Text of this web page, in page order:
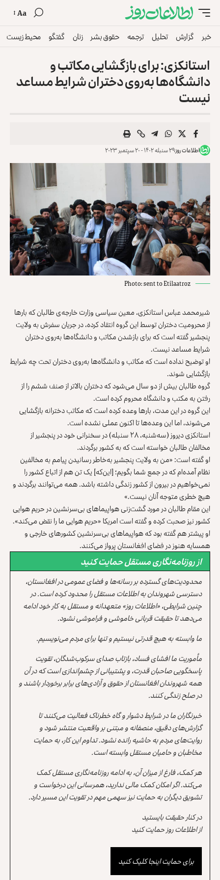
Aa
خبر گزارش تحلیل ترجمه حقوق بشر زنان گفتگو محیط زیست
استانکزی: برای بازگشایی مکاتب و
دانشگاه‌ها به‌روی دختران شرایط مساعد
نیست
اطلاعات روز۲۹ سنبله ۱۴۰۲ - ۲۰ سپتمبر ۲۰۲۳
Photo: sent to Etilaatroz
شیرمحمد عباس استانکزی، معین سیاسی وزارت خارجه‌ی طالبان که بارها
از محرومیت دختران توسط این گروه انتقاد کرده، در جریان سفرش به ولایت
پنجشیر گفته است که برای بازشدن مکاتب و دانشگاه‌ها به‌روی دختران
شرایط مساعد نیست.
او توضیح نداده است که مکاتب و دانشگاه‌ها به‌روی دختران تحت چه شرایط
بازگشایی شوند.
گروه طالبان بیش از دو سال می‌شود که دختران بالاتر از صنف ششم را از
رفتن به مکتب و دانشگاه محروم کرده است.
این گروه در این مدت، بارها وعده کرده است که مکاتب دخترانه بازگشایی
می‌شوند، اما این وعده‌ها تا اکنون عملی نشده است.
استانکزی دیروز (سه‌شنبه، ۲۸ سنبله) در سخنرانی خود در پنجشیر از
مخالفان طالبان خواسته است که به کشور برگردند.
او گفته است: «من به ولایت پنجشیر به‌خاطر رسانیدن پیامم به مخالفین
نظام آمده‌ام که در جمع شما بگویم؛ [این‌که] یک تن هم از اتباع کشور را
نمی‌خواهیم در بیرون از کشور زندگی داشته باشد‌. همه می‌توانند برگردند و
هیچ خطری متوجه آنان نیست.»
این مقام طالبان در مورد گشت‌زنی هواپیماهای بی‌سرنشین در حریم هوایی
کشور نیز صحبت کرده و گفته است امریکا «حریم هوایی ما را نقض می‌کند».
او پیشتر هم گفته بود که هواپیماهای بی‌سرنشین کشورهای خارجی و
همسایه هنوز در فضای افغانستان پرواز می‌کنند.
از روزنامه‌نگاری مستقل حمایت کنید
محدودیت‌های گسترده بر رسانه‌ها و فضای عمومی در افغانستان،
دسترسی شهروندان به اطلاعات مستقل را محدود کرده است. در
چنین شرایطی، «اطلاعات روز» متعهدانه و مستقل به کار خود ادامه
می‌دهد تا حقیقت قربانی خاموشی و فراموشی نشود.
ما وابسته به هیچ قدرتی نیستیم و تنها برای مردم می‌نویسیم.
مأموریت ما افشای فساد، بازتاب صدای سرکوب‌شدگان، تقویت
پاسخگویی صاحبان قدرت، و پشتیبانی از چشم‌اندازی است که در آن
همه شهروندان افغانستان از حقوق و آزادی‌های برابر برخوردار باشند و
در صلح زندگی کنند.
خبرنگاران ما در شرایط دشوار و گاه خطرناک فعالیت می‌کنند تا
گزارش‌های دقیق، منصفانه و مبتنی بر واقعیت منتشر شود و
روایت‌های مردم به حاشیه رانده نشود. تداوم این کار، به حمایت
مخاطبان و حامیان مستقل وابسته است.
هر کمک، فارغ از میزان آن، به ادامه روزنامه‌نگاری مستقل کمک
می‌کند. اگر امکان کمک مالی ندارید، همرسانی این درخواست و
تشویق دیگران به حمایت نیز سهمی مهم در تقویت این مسیر دارد.
در کنار حقیقت بایستید
از اطلاعات روز حمایت کنید
برای حمایت اینجا کلیک کنید